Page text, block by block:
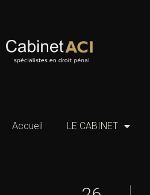
Accueil LE CABINET